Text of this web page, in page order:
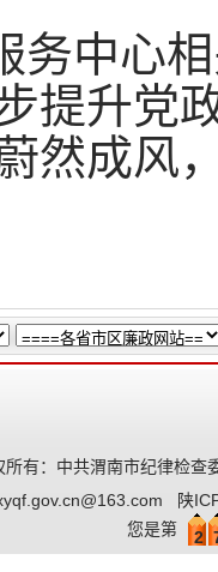
务中心
提升党
然成风
有：中共渭南市纪律检查
陕
您是第